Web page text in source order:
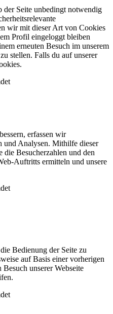
der Seite unbedingt notwendig
wir mit dieser Art von Cookies
Profil eingeloggt bleiben
erneuten Besuch im unserem
stellen. Falls du auf unserer
erfassen wir
und Analysen. Mithilfe dieser
Besucherzahlen und den
Auftritts ermitteln und unsere
Bedienung der Seite zu
auf Basis einer vorherigen
unserer Webseite